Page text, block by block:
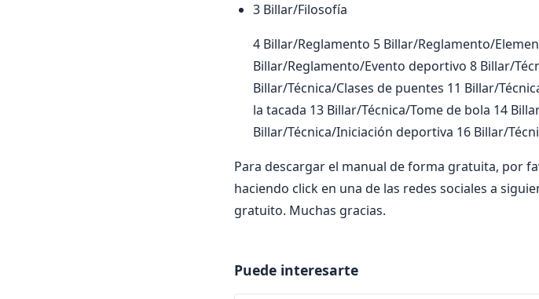
3 Billar/Filosofía
4 Billar/Reglamento 5 Billar/Reglamento/
Billar/Reglamento/Evento deportivo 8 Billar/
Billar/Técnica/Clases de puentes 11 Billar/
la tacada 13 Billar/Técnica/Tome de bola 14
Billar/Técnica/Iniciación deportiva 16 Billar/
Para descargar el manual de forma gratuita, por
haciendo click en una de las redes sociales a
gratuito. Muchas gracias.
Puede interesarte